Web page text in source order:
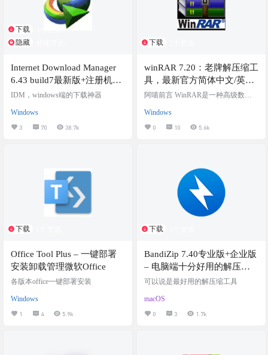
下载
隐藏
Internet Download Manager
6.43 build7最新版+注册机，
IDM 2026年最新版
IDM，windows端的下载神器
Windows
3 70 38.7k
下载
winRAR 7.20：老牌解压缩工
具，最新官方简体中文/英文
版本+WinRAR7.20-Final-x64
阿喵前言 WinRAR是一种高级数据
包括 RAR、ZIP、CAB、ARJ、LZ
H、ACE、TAR、GZip、UUE、IS
用先进的算法，允许用户将一系列
不同格式的文件压缩为一个文件，
以便于在互联网上共享。 ESET安全
研究院与202…
Windows
0 10 5.6k
下载
Office Tool Plus – 一键部署
安装卸载管理微软Office
各版本office一键部署安装
Windows
1 4 5.9k
下载
BandiZip 7.40专业版+企业版
– 电脑端十分好用的解压缩
工具，多核心压缩，快速拖
可以说是最好用的解压缩工具
macOS
0 3 1.7k